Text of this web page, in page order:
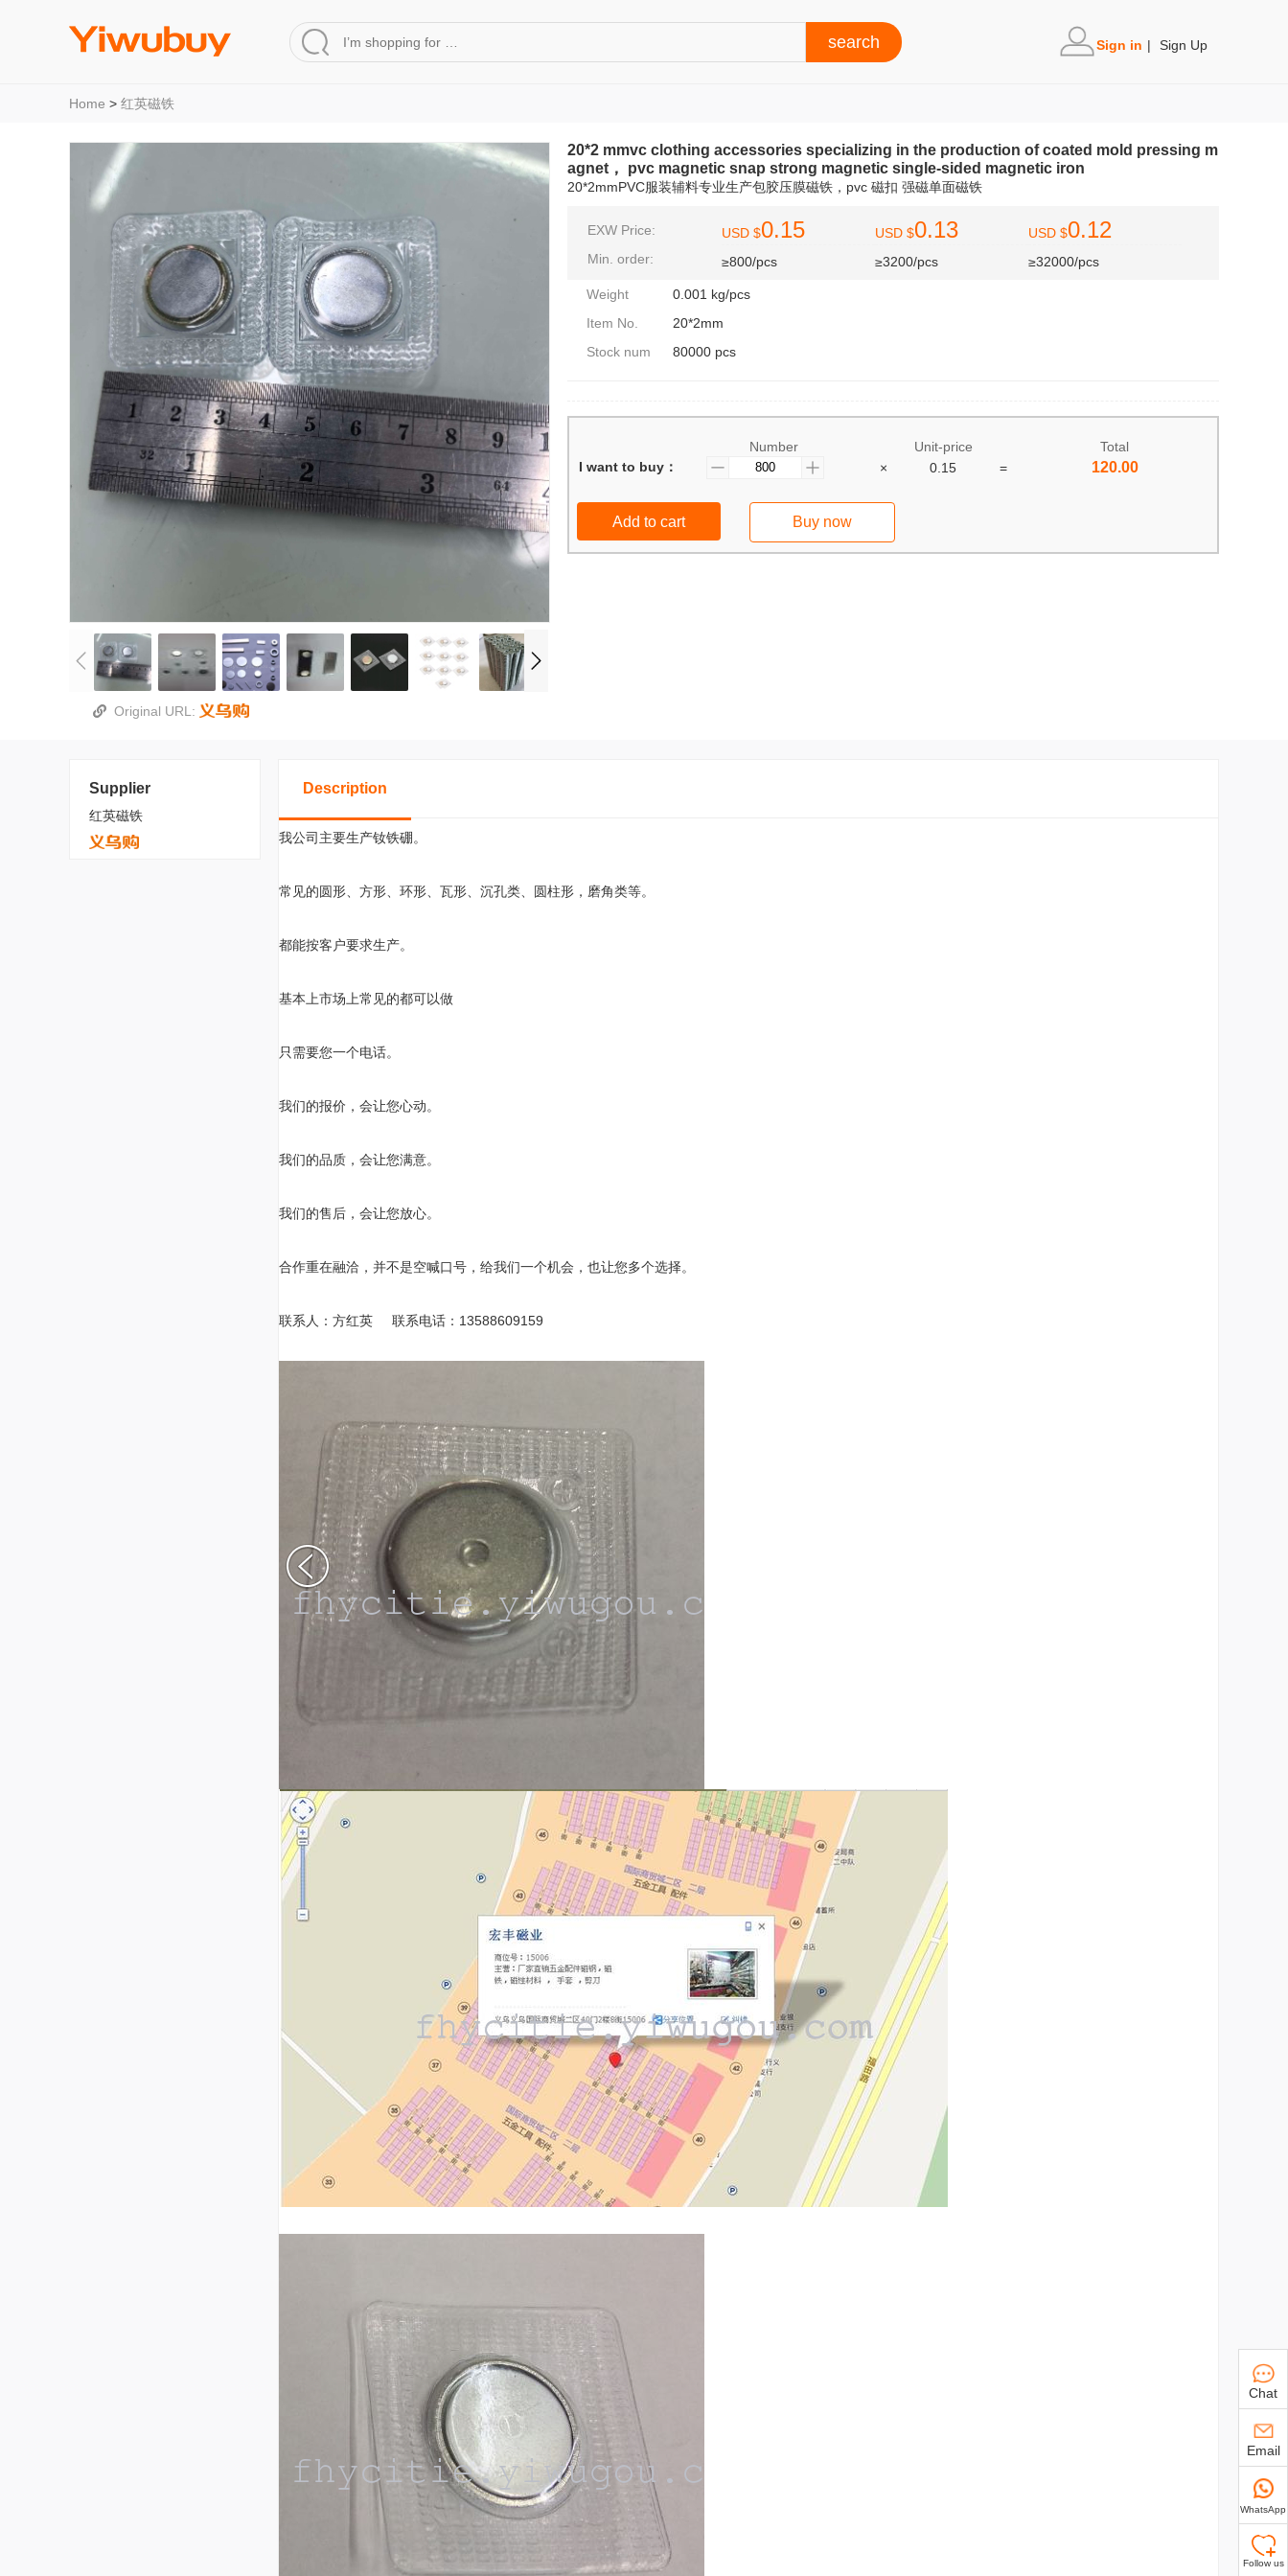
Sign in | Sign Up
Home > 红英磁铁
Original URL:
20*2 mmvc clothing accessories specializing in the production of coated mold pressing m
agnet， pvc magnetic snap strong magnetic single-sided magnetic iron
20*2mmPVC服装辅料专业生产包胶压膜磁铁，pvc 磁扣 强磁单面磁铁
EXW Price:
Min. order:
USD $0.15
≥800/pcs
USD $0.13
≥3200/pcs
USD $0.12
≥32000/pcs
Weight
0.001 kg/pcs
Item No.
20*2mm
Stock num
80000 pcs
Number Unit-price
Total
I want to buy：
× 0.15 = 120.00
Add to cart Buy now
Supplier
红英磁铁
Description
我公司主要生产钕铁硼。
常见的圆形、方形、环形、瓦形、沉孔类、圆柱形，磨角类等。
都能按客户要求生产。
基本上市场上常见的都可以做
只需要您一个电话。
我们的报价，会让您心动。
我们的品质，会让您满意。
我们的售后，会让您放心。
合作重在融洽，并不是空喊口号，给我们一个机会，也让您多个选择。
联系人：方红英 联系电话：13588609159
Chat
Email
WhatsApp
Follow us